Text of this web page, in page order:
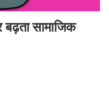
बढ़ता सामाजिक